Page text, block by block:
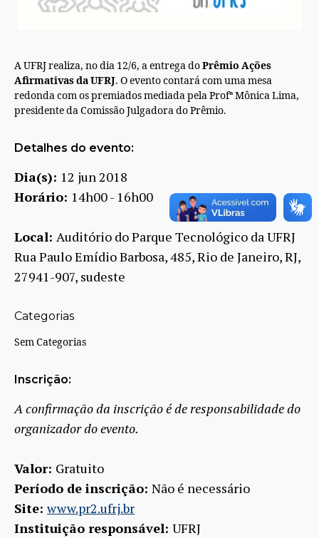
A UFRJ realiza, no dia 12/6, a entrega doPrêmio Ações
Afirmativas da UFRJ. O evento contará com uma mesa
redonda com os premiados mediada pela Profª Mônica Lima,
presidente da Comissão Julgadora do Prêmio.
Detalhes do evento:
Dia(s): 12 jun 2018
Horário: 14h00 - 16h00
Local: Auditório do Parque Tecnológico da UFRJ
Rua Paulo Emídio Barbosa, 485, Rio de Janeiro, RJ,
27941-907, sudeste
Categorias
Sem Categorias
Inscrição:
A confirmação da inscrição é de responsabilidade do
organizador do evento.
Valor: Gratuito
Período de inscrição: Não é necessário
Site:www.pr2.ufrj.br
Instituição responsável: UFRJ